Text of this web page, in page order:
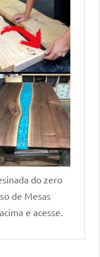
do zero
de Mesas
e acesse.